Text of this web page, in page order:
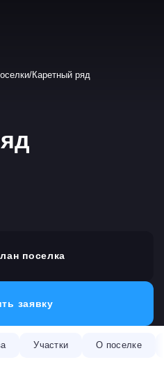
Каретный ряд
поселка
заявку
Участки О поселке